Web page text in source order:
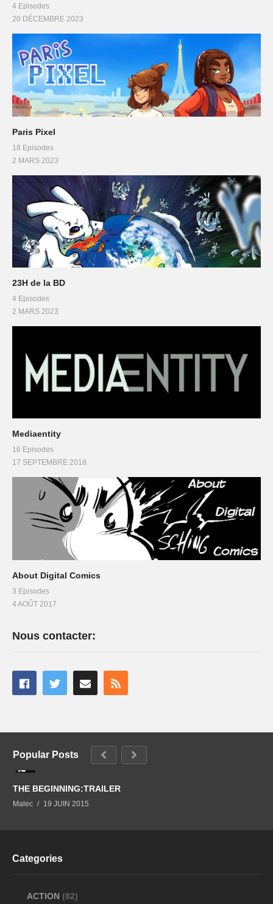
4 Episodes
20 DÉCEMBRE 2023
Paris Pixel
18 Episodes
2 MARS 2023
23H de la BD
4 Episodes
2 MARS 2023
Mediaentity
16 Episodes
17 SEPTEMBRE 2018
About Digital Comics
3 Episodes
4 AOÛT 2017
Nous contacter:
Popular Posts
THE BEGINNING:TRAILER
Malec 19 JUIN 2015
Categories
ACTION (82)